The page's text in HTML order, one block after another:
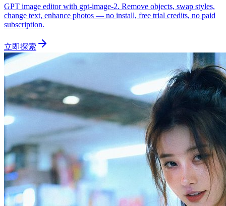
GPT image editor with gpt-image-2. Remove objects, swap styles,
change text, enhance photos — no install, free trial credits, no paid
subscription.
立即探索